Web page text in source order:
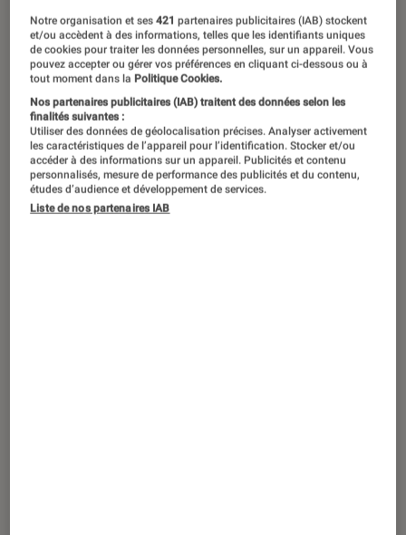
Xiaomi annonce le prix de lancement de
ses Mi 11i et Mi 11 Ultra [MàJ]
ACTU
Smartphones Android • 04 mai. 2021
Notre organisation et ses421 partenaires publicitaires (IAB) stockent
et/ou accèdent à des informations, telles que les identifiants uniques
de cookies pour traiter les données personnelles, sur un appareil. Vous
pouvez accepter ou gérer vos préférences en cliquant ci-dessous ou à
tout moment dans la Politique Cookies.
Nos partenaires publicitaires (IAB) traitent des données selon les
finalités suivantes :
Utiliser des données de géolocalisation précises. Analyser activement
les caractéristiques de l’appareil pour l’identification. Stocker et/ou
accéder à des informations sur un appareil. Publicités et contenu
personnalisés, mesure de performance des publicités et du contenu,
études d’audience et développement de services.
Liste de nos partenaires IAB